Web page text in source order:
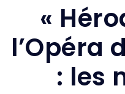
«
l’Opéra
: les